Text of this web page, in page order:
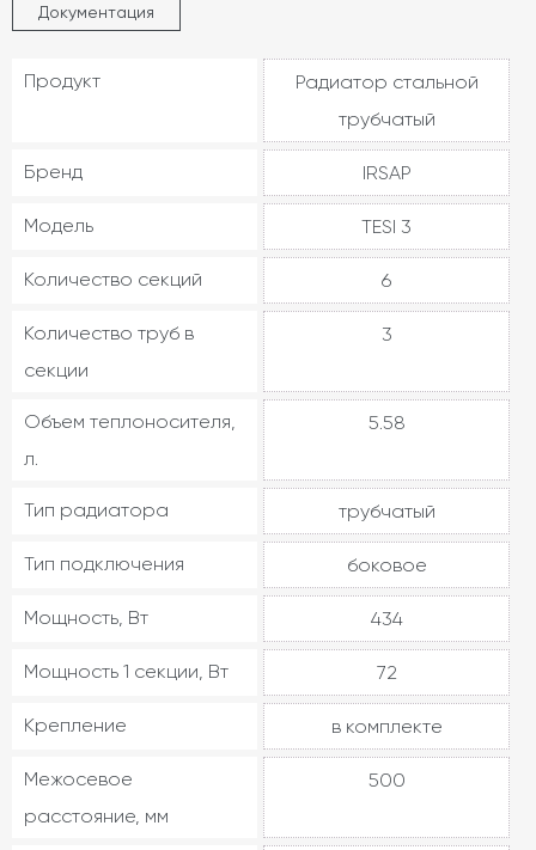
Документация
Продукт
Радиатор стальной
трубчатый
Бренд IRSAP
Модель TESI 3
Количество секций 6
Количество труб в
секции
3
Объем теплоносителя,
л.
5.58
Тип радиатора трубчатый
Тип подключения боковое
Мощность, Вт 434
Мощность 1 секции, Вт 72
Крепление в комплекте
Межосевое
расстояние, мм
500